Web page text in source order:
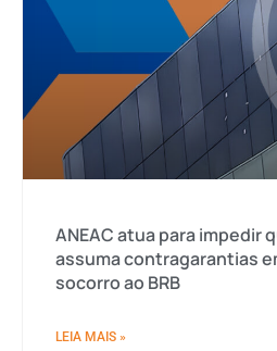
ANEAC atua para impedir
assuma contragarantias
socorro ao BRB
LEIA MAIS »